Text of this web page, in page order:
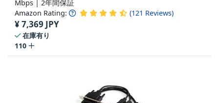
Mbps | 2年間保証
Amazon Rating: (121 Reviews)
¥7,369 JPY
在庫有り
110